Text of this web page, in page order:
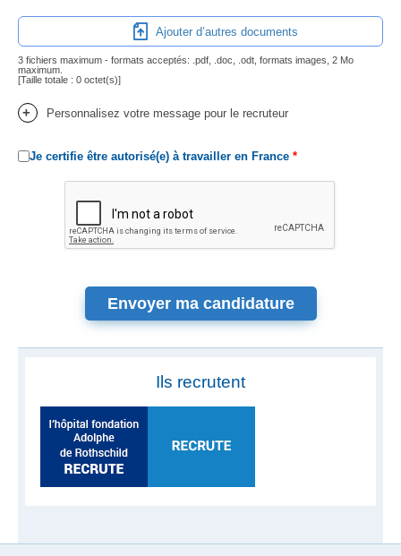
Ajouter d’autres documents
3 fichiers maximum - formats acceptés: .pdf, .doc, .odt, formats images, 2 Mo
maximum.
[Taille totale : 0 octet(s)]
+ Personnalisez votre message pour le recruteur
Je certifie être autorisé(e) à travailler en France
Ils recrutent